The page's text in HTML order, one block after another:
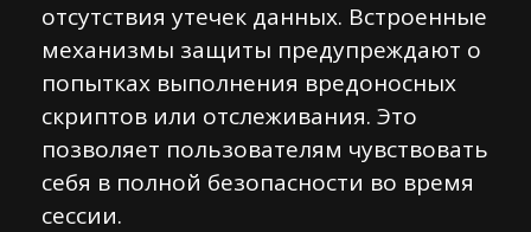
отсутствия утечек данных. Встроенные
механизмы защиты предупреждают о
попытках выполнения вредоносных
скриптов или отслеживания. Это
позволяет пользователям чувствовать
себя в полной безопасности во время
сессии.